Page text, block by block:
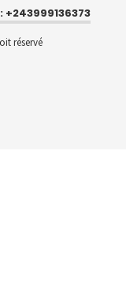
réservé